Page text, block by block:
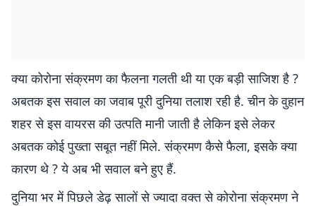
क्या कोरोना संक्रमण का फैलना गलती थी या एक बड़ी साजिश है ?
अबतक इस सवाल का जवाब पूरी दुनिया तलाश रही है. चीन के वुहान
शहर से इस वायरस की उत्पति मानी जाती है लेकिन इसे लेकर
अबतक कोई पुख्ता सबूत नहीं मिले. संक्रमण कैसे फैला, इसके क्या
कारण थे ? ये अब भी सवाल बने हुए हैं.
दुनिया भर में पिछले डेढ़ सालों से ज्यादा वक्त से कोरोना संक्रमण ने